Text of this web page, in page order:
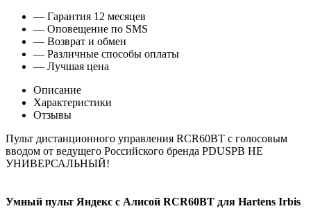
— Гарантия 12 месяцев
— Оповещение по SMS
— Возврат и обмен
— Различные способы оплаты
— Лучшая цена
Описание
Характеристики
Отзывы
Пульт дистанционного управления RCR60BT с голосовым
вводом от ведущего Российского бренда PDUSPB НЕ
УНИВЕРСАЛЬНЫЙ!
Умный пульт Яндекс с Алисой RCR60BT для Hartens Irbis